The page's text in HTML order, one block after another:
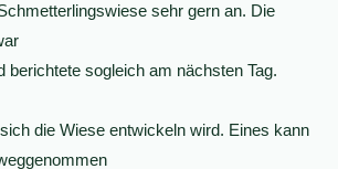
sehr gern an. Die
berichtete sogleich am nächsten Tag.
die Wiese entwickeln wird. Eines kann